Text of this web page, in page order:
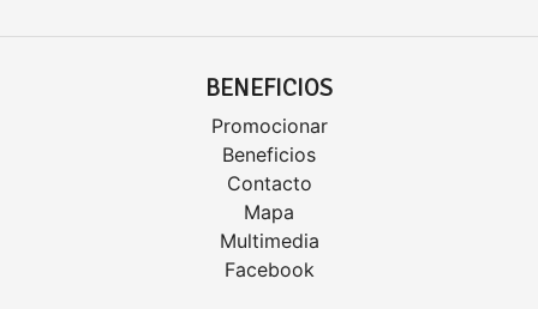
BENEFICIOS
Promocionar
Beneficios
Contacto
Mapa
Multimedia
Facebook